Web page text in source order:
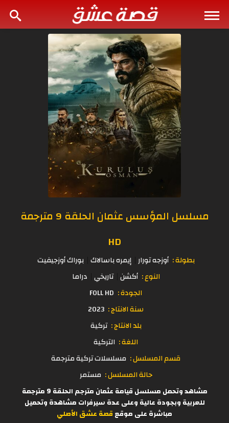
مسلسل المؤسس عثمان الحلقة 9 مترجمة
HD
بطولة : أوزجه تورار إيمره باسالاك بوراك أوزجيفيت
النوع : أكشن تاريخي دراما
الجودة : FOLL HD
سنة الانتاج : 2023
بلد الانتاج : تركية
اللغة : التركية
قسم المسلسل : مسلسلات تركية مترجمة
حالة المسلسل : مستمر
مشاهد وتحمل مسلسل قيامة عثمان مترجم الحلقة 9 مترجمة
للعربية وبجودة عالية وعلى عدة سيرفرات مشاهدة وتحميل
مباشرة على موقع قصة عشق الأصلي